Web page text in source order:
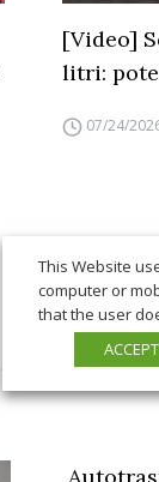
[Video]
litri:
07/24/
This Website
computer or
that the user
ACCEPT